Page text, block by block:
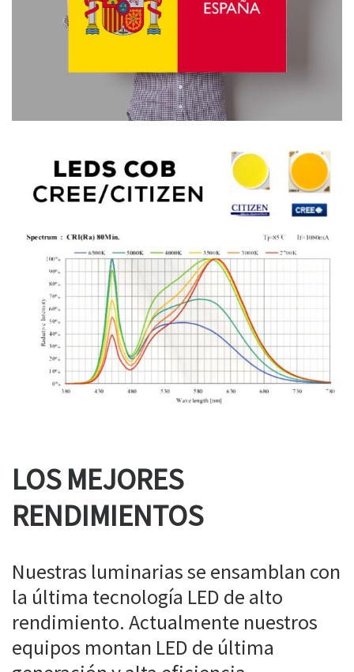
LOS MEJORES
RENDIMIENTOS
Nuestras luminarias se ensamblan con
la última tecnología LED de alto
rendimiento. Actualmente nuestros
equipos montan LED de última